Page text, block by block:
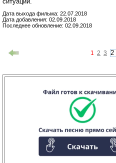
Дата выхода фильма: 22.07.2018
Дата добавления: 02.09.2018
Последнее обновление: 02.09.2018
1 2 3